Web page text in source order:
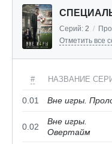
Серий: 2 /
Отметить все
# НАЗВАНИЕ
0.01 Вне игры.
0.02
Вне игры.
Овертайм